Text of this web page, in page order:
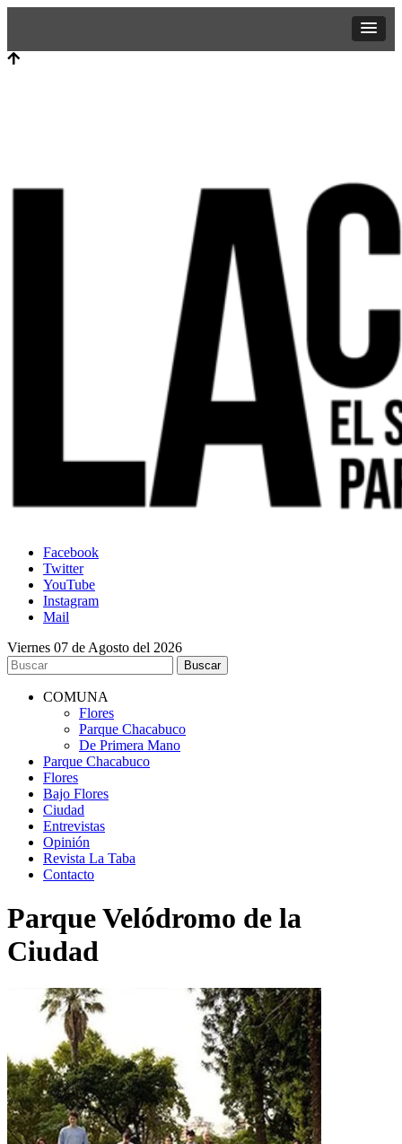
Facebook
Twitter
YouTube
Instagram
Mail
Viernes 07 de Agosto del 2026
COMUNA
Flores
Parque Chacabuco
De Primera Mano
Parque Chacabuco
Flores
Bajo Flores
Ciudad
Entrevistas
Opinión
Revista La Taba
Contacto
Parque Velódromo de la
Ciudad